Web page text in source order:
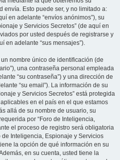
envía. Esto puede ser, y no limitado a:
en adelante “envíos anónimos”), su
y Servicios Secretos” (de aquí en
por usted después de registrarse y
en adelante “sus mensajes”).
nombre único de identificación (de
una contraseña personal empleada
“su contraseña”) y una dirección de
“su email”). La información de su
y Servicios Secretos” está protegida
en el país en el que estamos
allá de su nombre de usuario, su
por “Foro de Inteligencia,
el proceso de registro será obligatoria
Inteligencia, Espionaje y Servicios
la opción de qué información en su
en su cuenta, usted tiene la